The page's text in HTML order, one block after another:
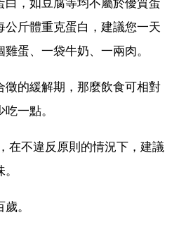
，如豆腐等均不屬於優質蛋
公斤體重克蛋白，建議您一天
蛋、一袋牛奶、一兩肉。
徵的緩解期，那麼飲食可相對
一點。
在不違反原則的情況下，建議
。